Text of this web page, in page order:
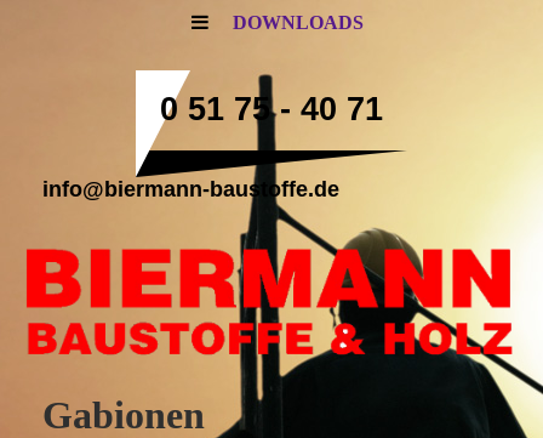
DOWNLOADS
0 51 75 - 40 71
info@biermann-baustoffe.de
Gabionen